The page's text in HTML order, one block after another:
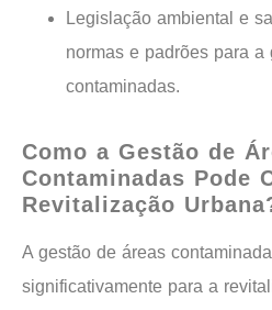
Legislação ambiental e
normas e padrões para a
contaminadas.
Como a Gestão de
Contaminadas Pode
Revitalização
A gestão de áreas
significativamente para a